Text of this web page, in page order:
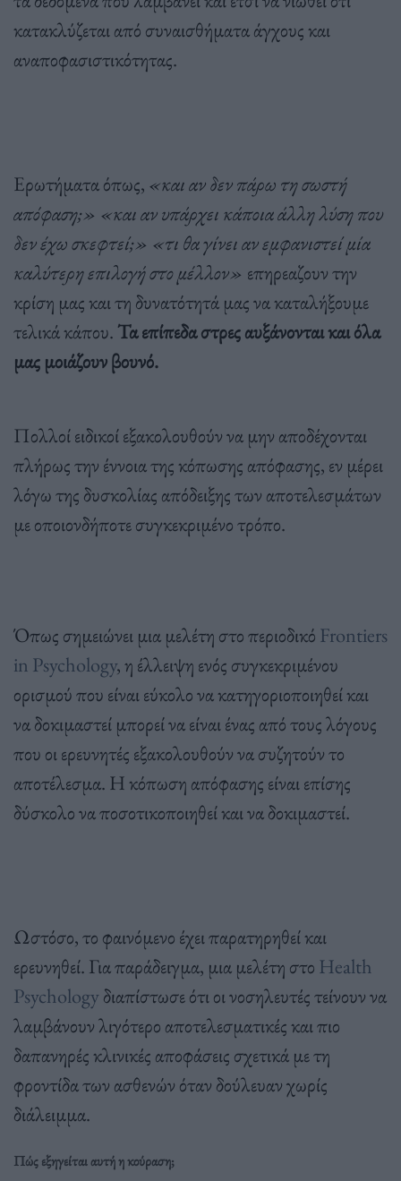
κατακλύζεται από συναισθήματα άγχους και
αναποφασιστικότητας.
Ερωτήματα όπως, «και αν δεν πάρω τη σωστή
απόφαση;» «και αν υπάρχει κάποια άλλη λύση που
δεν έχω σκεφτεί;» «τι θα γίνει αν εμφανιστεί μία
καλύτερη επιλογή στο μέλλον» επηρεαζουν την
κρίση μας και τη δυνατότητά μας να καταλήξουμε
τελικά κάπου. Τα επίπεδα στρες αυξάνονται και όλα
μας μοιάζουν βουνό.
Πολλοί ειδικοί εξακολουθούν να μην αποδέχονται
πλήρως την έννοια της κόπωσης απόφασης, εν μέρει
λόγω της δυσκολίας απόδειξης των αποτελεσμάτων
με οποιονδήποτε συγκεκριμένο τρόπο.
Όπως σημειώνει μια μελέτη στο περιοδικό Frontiers
in Psychology, η έλλειψη ενός συγκεκριμένου
ορισμού που είναι εύκολο να κατηγοριοποιηθεί και
να δοκιμαστεί μπορεί να είναι ένας από τους λόγους
που οι ερευνητές εξακολουθούν να συζητούν το
αποτέλεσμα. Η κόπωση απόφασης είναι επίσης
δύσκολο να ποσοτικοποιηθεί και να δοκιμαστεί.
Ωστόσο, το φαινόμενο έχει παρατηρηθεί και
ερευνηθεί. Για παράδειγμα, μια μελέτη στο Health
Psychology διαπίστωσε ότι οι νοσηλευτές τείνουν να
λαμβάνουν λιγότερο αποτελεσματικές και πιο
δαπανηρές κλινικές αποφάσεις σχετικά με τη
φροντίδα των ασθενών όταν δούλευαν χωρίς
διάλειμμα.
Πώς εξηγείται αυτή η κούραση;